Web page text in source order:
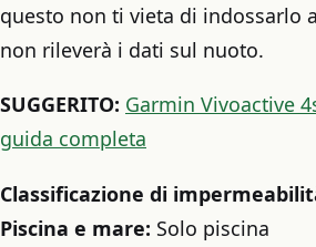
questo non ti vieta di indossarlo
non rileverà i dati sul nuoto.
SUGGERITO: Garmin Vivoactive
guida completa
Classificazione di
Piscina e mare: Solo piscina